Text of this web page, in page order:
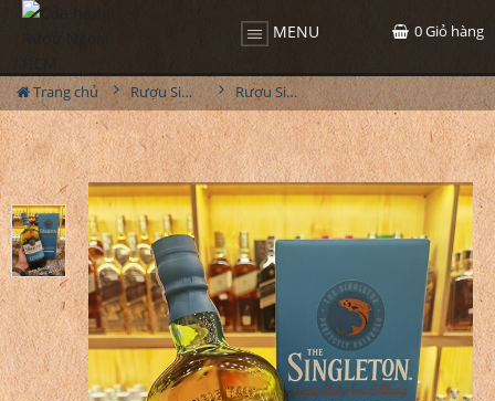
MENU 0Giỏ hàng
Trang chủ Rượu Singleton Rượu Singleton 12 Năm